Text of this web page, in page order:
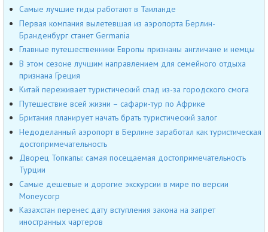
Самые лучшие гиды работают в Таиланде
Первая компания вылетевшая из аэропорта Берлин-
Бранденбург станет Germania
Главные путешественники Европы признаны англичане и немцы
В этом сезоне лучшим направлением для семейного отдыха
признана Греция
Китай переживает туристический спад из-за городского смога
Путешествие всей жизни – сафари-тур по Африке
Британия планирует начать брать туристический залог
Недоделанный аэропорт в Берлине заработал как туристическая
достопримечательность
Дворец Топкапы: самая посещаемая достопримечательность
Турции
Самые дешевые и дорогие экскурсии в мире по версии
Moneycorp
Казахстан перенес дату вступления закона на запрет
иностранных чартеров